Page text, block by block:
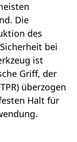
Die
des
bei
ist
Griff, der
überzogen
Halt für